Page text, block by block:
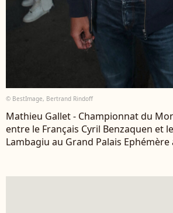
© BestImage, Bertrand Rindoff
Mathieu Gallet - Championnat du
entre le Français Cyril Benzaquen et
Lambagiu au Grand Palais Ephémère